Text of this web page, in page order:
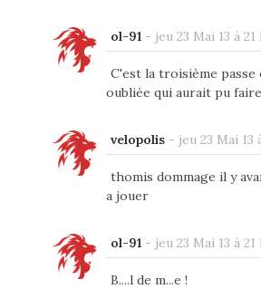
ol-91- jeu 23 Mai 13 à 21
C'est la troisième
oubliée qui aurait pu
velopolis- jeu 23 Mai 13
thomis dommage il y
a jouer
ol-91- jeu 23 Mai 13 à 21
B....l de m...e !